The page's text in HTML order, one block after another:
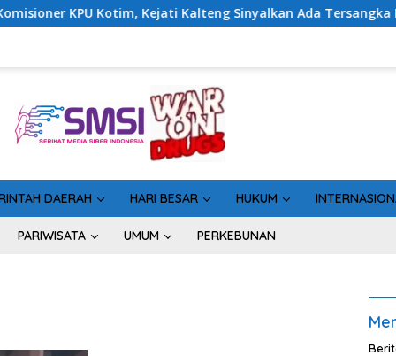
Kejati Kalteng Sinyalkan Ada Tersangka Baru di Kasus
DAERAH HARI BESAR HUKUM
PARIWISATA UMUM PERKEBUNAN